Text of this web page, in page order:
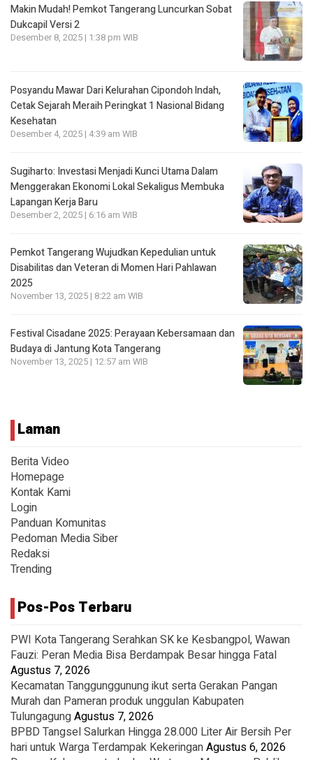
Makin Mudah! Pemkot Tangerang Luncurkan Sobat
Dukcapil Versi 2
Desember 8, 2025 | 1:38 pm WIB
Posyandu Mawar Dari Kelurahan Cipondoh lndah,
Cetak Sejarah Meraih Peringkat 1 Nasional Bidang
Kesehatan
Desember 4, 2025 | 4:39 am WIB
Sugiharto: Investasi Menjadi Kunci Utama Dalam
Menggerakan Ekonomi Lokal Sekaligus Membuka
Lapangan Kerja Baru
Desember 2, 2025 | 6:16 am WIB
Pemkot Tangerang Wujudkan Kepedulian untuk
Disabilitas dan Veteran di Momen Hari Pahlawan
2025
November 13, 2025 | 8:22 am WIB
Festival Cisadane 2025: Perayaan Kebersamaan dan
Budaya di Jantung Kota Tangerang
November 13, 2025 | 12:57 am WIB
Laman
Berita Video
Homepage
Kontak Kami
Login
Panduan Komunitas
Pedoman Media Siber
Redaksi
Trending
Pos-Pos Terbaru
PWI Kota Tangerang Serahkan SK ke Kesbangpol, Wawan
Fauzi: Peran Media Bisa Berdampak Besar hingga Fatal
Agustus 7, 2026
Kecamatan Tanggunggunung ikut serta Gerakan Pangan
Murah dan Pameran produk unggulan Kabupaten
TulungagungAgustus 7, 2026
BPBD Tangsel Salurkan Hingga 28.000 Liter Air Bersih Per
hari untuk Warga Terdampak KekeringanAgustus 6, 2026